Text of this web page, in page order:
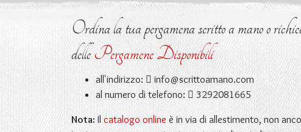
Ordina la tua pergamena scritto a mano o
dellePergamene Disponibili
all'indirizzo:
info@scrittoamano.com
al numero di telefono:
3292081665
Nota: Il catalogo online è in via di allestimento, non